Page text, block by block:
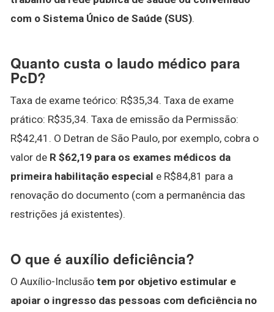
com o Sistema Único de Saúde (SUS).
Quanto custa o laudo médico para
PcD?
Taxa de exame teórico: R$35,34. Taxa de exame
prático: R$35,34. Taxa de emissão da Permissão:
R$42,41. O Detran de São Paulo, por exemplo, cobra o
valor de R $62,19 para os exames médicos da
primeira habilitação especial e R$84,81 para a
renovação do documento (com a permanência das
restrições já existentes).
O que é auxílio deficiência?
O Auxílio-Inclusão tem por objetivo estimular e
apoiar o ingresso das pessoas com deficiência no